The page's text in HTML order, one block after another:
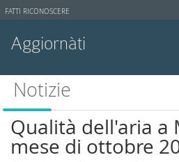
Strumenti
FATTI RICONOSCERE
Aggiornàti
Cerca nel sito
Ricerca avanzata…
Notizie
Qualità dell'aria a
mese di ottobre